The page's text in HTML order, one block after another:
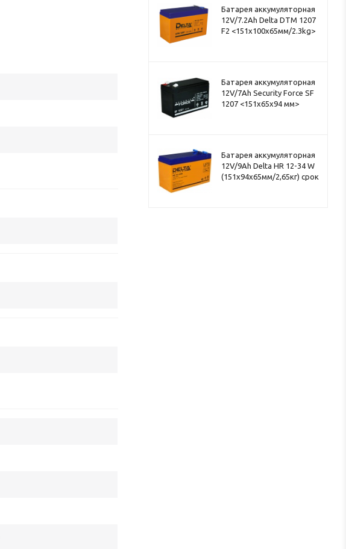
Батарея аккумуляторная
12V/7.2Ah Delta DTM 1207
F2 <151x100x65мм/2.3kg>
Батарея аккумуляторная
12V/7Ah Security Force SF
1207 <151x65x94 мм>
Батарея аккумуляторная
12V/9Ah Delta HR 12-34 W
(151x94x65мм/2,65кг) срок